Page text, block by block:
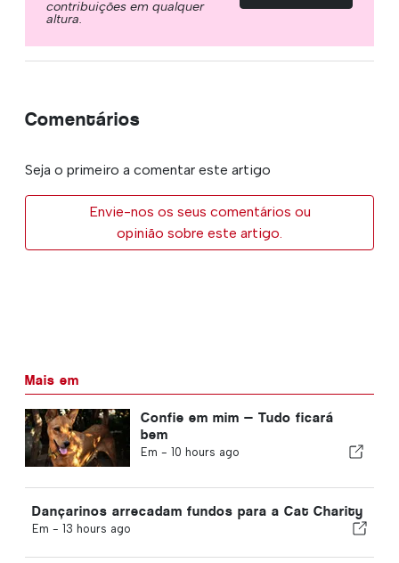
contribuições em qualquer
altura.
Comentários
Seja o primeiro a comentar este artigo
Envie-nos os seus comentários ou
opinião sobre este artigo.
Mais em
Confie em mim — Tudo ficará
bem
Em - 10 hours ago
Dançarinos arrecadam fundos para a Cat Charity
Em - 13 hours ago